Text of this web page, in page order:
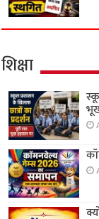
शिक्षा